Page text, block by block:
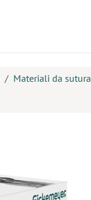
Materiali da sutura